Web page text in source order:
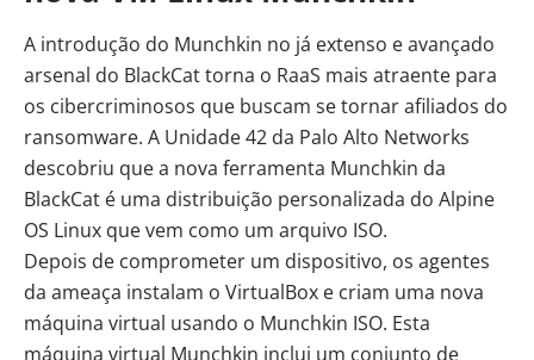
A introdução do Munchkin no já extenso e avançado
arsenal do BlackCat torna o RaaS mais atraente para
os cibercriminosos que buscam se tornar afiliados do
ransomware. A Unidade 42 da Palo Alto Networks
descobriu que a nova ferramenta Munchkin da
BlackCat é uma distribuição personalizada do Alpine
OS Linux que vem como um arquivo ISO.
Depois de comprometer um dispositivo, os agentes
da ameaça instalam o VirtualBox e criam uma nova
máquina virtual usando o Munchkin ISO. Esta
máquina virtual Munchkin inclui um conjunto de